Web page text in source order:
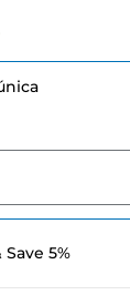
5%